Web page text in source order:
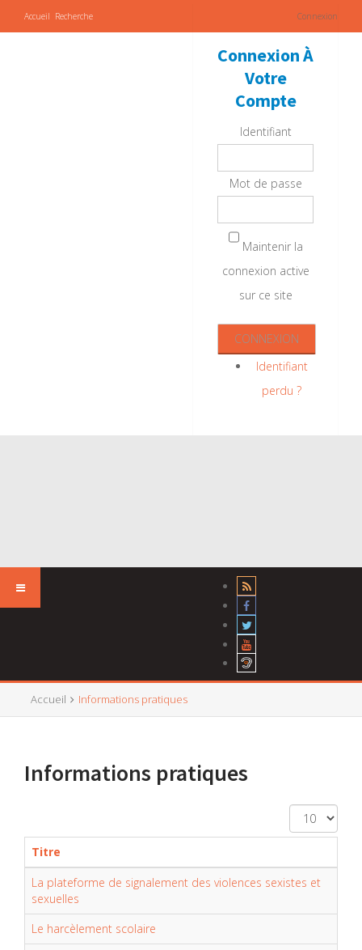
Accueil Recherche Connexion
Connexion À
Votre
Compte
Identifiant
Mot de passe
Maintenir la
connexion active
sur ce site
Identifiant
perdu ?
Accueil Informations pratiques
Informations pratiques
Affichage
#
Titre
La plateforme de signalement des violences sexistes et
sexuelles
Le harcèlement scolaire